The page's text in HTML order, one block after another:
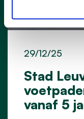
Stad
vanaf 5
29/12/25